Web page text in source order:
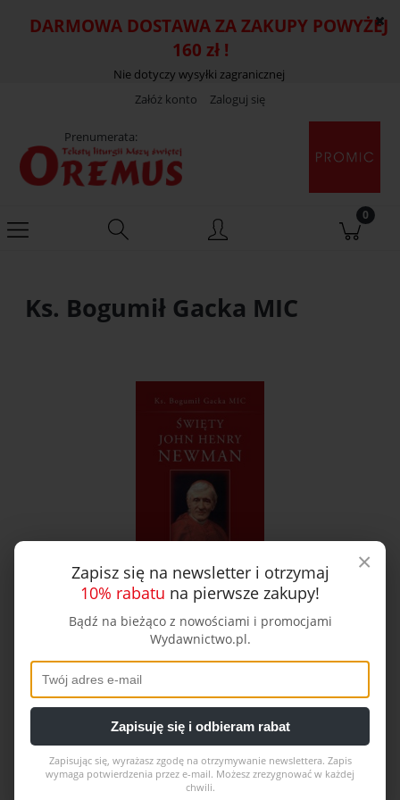
DARMOWA DOSTAWA ZA ZAKUPY POWYŻEJ
160 zł !
Nie dotyczy wysyłki zagranicznej
Załóż konto
Zaloguj się
Prenumerata:
Ks. Bogumił Gacka MIC
e-book Święty John Henry Newman
16,90 zł
Do koszyka
×
Zapisz się na newsletter i otrzymaj
10% rabatu na pierwsze zakupy!
Bądź na bieżąco z nowościami i promocjami
Wydawnictwo.pl.
Zapisuję się i odbieram rabat
Zapisując się, wyrażasz zgodę na otrzymywanie newslettera. Zapis
wymaga potwierdzenia przez e-mail. Możesz zrezygnować w każdej
chwili.